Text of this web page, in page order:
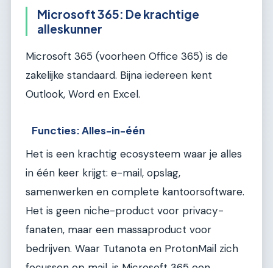
Microsoft 365: De krachtige
alleskunner
Microsoft 365 (voorheen Office 365) is de
zakelijke standaard. Bijna iedereen kent
Outlook, Word en Excel.
Functies: Alles-in-één
Het is een krachtig ecosysteem waar je alles
in één keer krijgt: e-mail, opslag,
samenwerken en complete kantoorsoftware.
Het is geen niche-product voor privacy-
fanaten, maar een massaproduct voor
bedrijven. Waar Tutanota en ProtonMail zich